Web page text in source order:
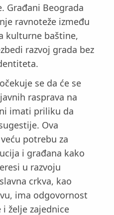
Građani Beograda
ravnoteže između
kulturne baštine,
razvoj grada bez
se da će se
rasprava na
imati priliku da
Ova
potrebu za
i građana kako
u razvoju
crkva, kao
ima odgovornost
želje zajednice